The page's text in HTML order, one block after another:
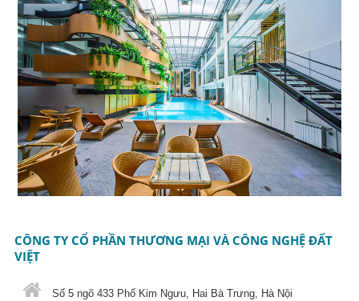
CÔNG TY CỔ PHẦN THƯƠNG MẠI VÀ CÔNG NGHỆ ĐẤT
VIỆT
Số 5 ngõ 433 Phố Kim Ngưu, Hai Bà Trưng, Hà Nội